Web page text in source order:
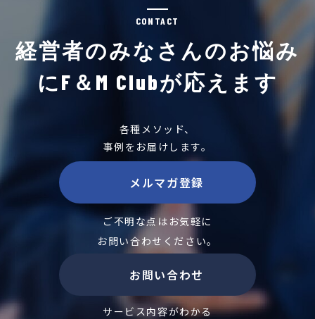
CONTACT
経営者のみなさんのお悩み
にF＆M Clubが応えます
各種メソッド、
事例をお届けします。
メルマガ登録
ご不明な点はお気軽に
お問い合わせください。
お問い合わせ
サービス内容がわかる